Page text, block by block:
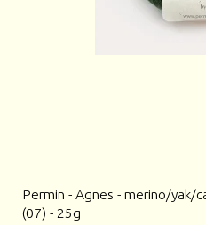
Permin - Agnes - merino/yak/
(07) - 25g